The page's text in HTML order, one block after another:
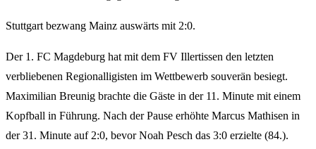
Stuttgart bezwang Mainz auswärts mit 2:0.
Der 1. FC Magdeburg hat mit dem FV Illertissen den letzten
verbliebenen Regionalligisten im Wettbewerb souverän besiegt.
Maximilian Breunig brachte die Gäste in der 11. Minute mit einem
Kopfball in Führung. Nach der Pause erhöhte Marcus Mathisen in
der 31. Minute auf 2:0, bevor Noah Pesch das 3:0 erzielte (84.).